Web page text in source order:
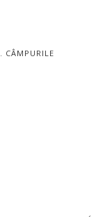
CÂMPURILE